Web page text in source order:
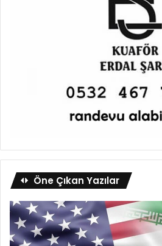
Öne Çıkan Yazılar